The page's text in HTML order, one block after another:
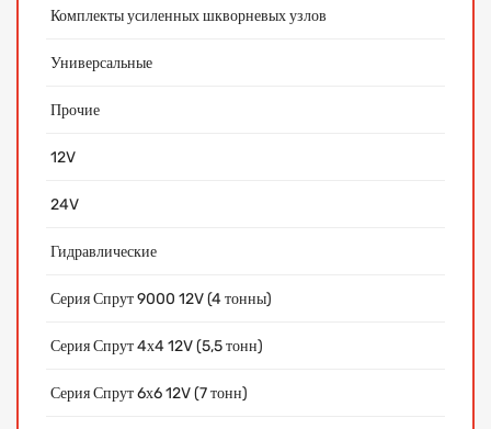
Комплекты усиленных шкворневых узлов
Универсальные
Прочие
12V
24V
Гидравлические
Серия Спрут 9000 12V (4 тонны)
Серия Спрут 4х4 12V (5,5 тонн)
Серия Спрут 6х6 12V (7 тонн)